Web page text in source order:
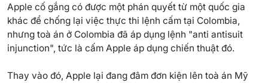
Apple cố gắng có được một phán quyết từ một quốc gia
khác để chống lại việc thực thi lệnh cấm tại Colombia,
nhưng toà án ở Colombia đã áp dụng lệnh "anti antisuit
injunction", tức là cấm Apple áp dụng chiến thuật đó.
Thay vào đó, Apple lại đang đâm đơn kiện lên toà án Mỹ